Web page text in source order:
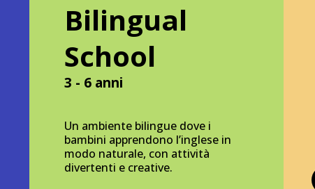
Bilingual
School
3 - 6 anni
Un ambiente bilingue dove i
bambini apprendono l’inglese in
modo naturale, con attività
divertenti e creative.